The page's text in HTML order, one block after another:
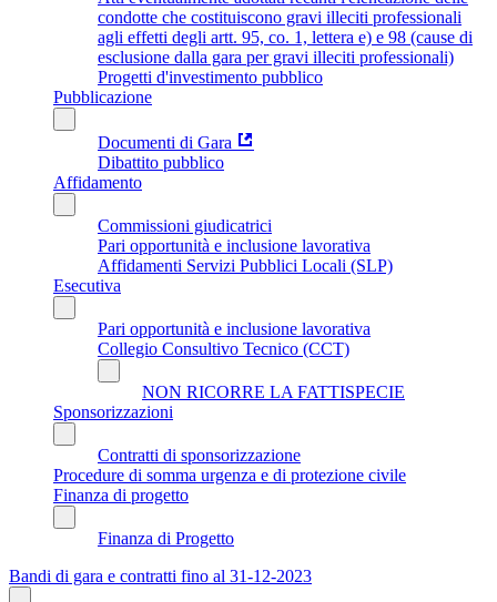
condotte che costituiscono gravi illeciti professionali
agli effetti degli artt. 95, co. 1, lettera e) e 98 (cause di
esclusione dalla gara per gravi illeciti professionali)
Progetti d'investimento pubblico
Pubblicazione
Documenti di Gara
Dibattito pubblico
Affidamento
Commissioni giudicatrici
Pari opportunità e inclusione lavorativa
Affidamenti Servizi Pubblici Locali (SLP)
Esecutiva
Pari opportunità e inclusione lavorativa
Collegio Consultivo Tecnico (CCT)
NON RICORRE LA FATTISPECIE
Sponsorizzazioni
Contratti di sponsorizzazione
Procedure di somma urgenza e di protezione civile
Finanza di progetto
Finanza di Progetto
Bandi di gara e contratti fino al 31-12-2023